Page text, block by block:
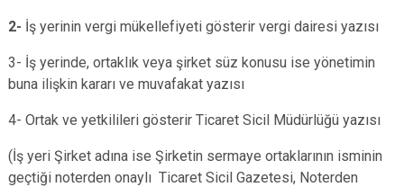
2- İş yerinin vergi mükellefiyeti gösterir vergi dairesi yazısı
3- İş yerinde, ortaklık veya şirket süz konusu ise yönetimin
buna ilişkin kararı ve muvafakat yazısı
4- Ortak ve yetkilileri gösterir Ticaret Sicil Müdürlüğü yazısı
(İş yeri Şirket adına ise Şirketin sermaye ortaklarının isminin
geçtiği noterden onaylı Ticaret Sicil Gazetesi, Noterden